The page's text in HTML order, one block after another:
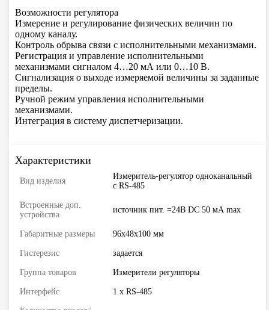
Возможности регулятора
Измерение и регулирование физических величин по
одному каналу.
Контроль обрыва связи с исполнительными механизмами.
Регистрация и управление исполнительными
механизмами сигналом 4…20 мА или 0…10 В.
Сигнализация о выходе измеряемой величины за заданные
пределы.
Ручной режим управления исполнительными
механизмами.
Интеграция в систему диспетчеризации.
Характеристики
Вид изделия
Измеритель-регулятор одноканальный
с RS-485
Встроенные доп.
устройства
источник пит. =24В DC 50 мА max
Габаритные размеры 96х48х100 мм
Гистерезис задается
Группа товаров Измерители регуляторы
Интерфейс 1 x RS-485